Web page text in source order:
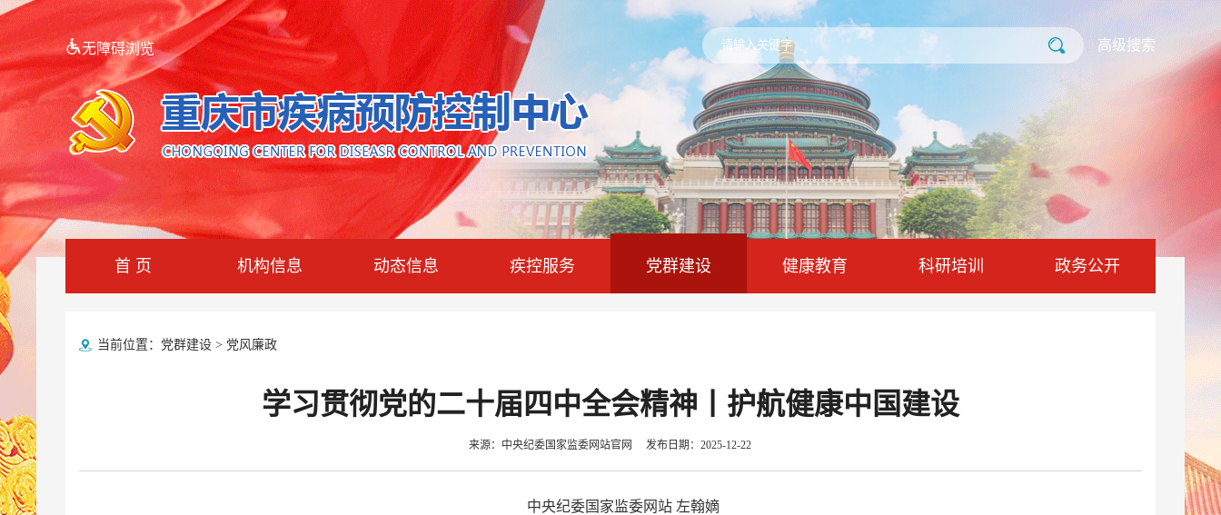
无障碍浏览 高级搜索
首 页 机构信息 动态信息 疾控服务 党群建设 健康教育 科研培训 政务公开
当前位置： 党群建设> 党风廉政
学习贯彻党的二十届四中全会精神丨护航健康中国建设
来源：中央纪委国家监委网站官网 发布日期：2025-12-22
中央纪委国家监委网站 左翰嫡